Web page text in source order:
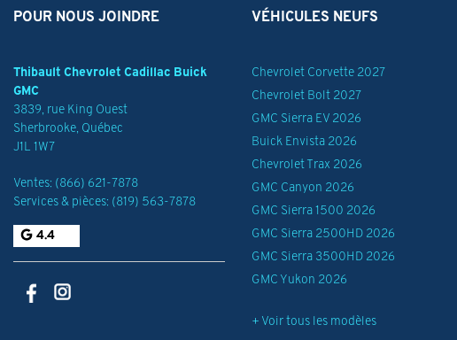
POUR NOUS JOINDRE
Thibault Chevrolet Cadillac Buick
GMC
3839, rue King Ouest
Sherbrooke, Québec
J1L 1W7
Ventes: (866) 621-7878
Services & pièces: (819) 563-7878
4.4
VÉHICULES NEUFS
Chevrolet Corvette 2027
Chevrolet Bolt 2027
GMC Sierra EV 2026
Buick Envista 2026
Chevrolet Trax 2026
GMC Canyon 2026
GMC Sierra 1500 2026
GMC Sierra 2500HD 2026
GMC Sierra 3500HD 2026
GMC Yukon 2026
+ Voir tous les modèles